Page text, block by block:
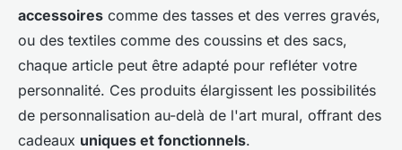
accessoires comme des tasses et des verres gravés,
ou des textiles comme des coussins et des sacs,
chaque article peut être adapté pour refléter votre
personnalité. Ces produits élargissent les possibilités
de personnalisation au-delà de l'art mural, offrant des
cadeaux uniques et fonctionnels.